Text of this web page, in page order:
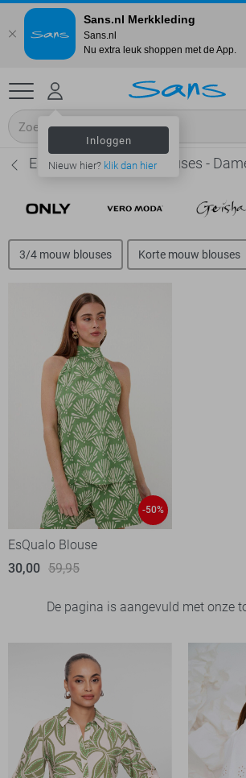
Inloggen
Nieuw hier? klik dan hier
EsQualo Mouwloze blouses -
3/4 mouw blouses Korte mouw blouses
-50%
EsQualo Blouse
30,00 59,95
De pagina is aangevuld met onze
Sans.nl Merkkleding
Sans.nl
Nu extra leuk shoppen met de App.